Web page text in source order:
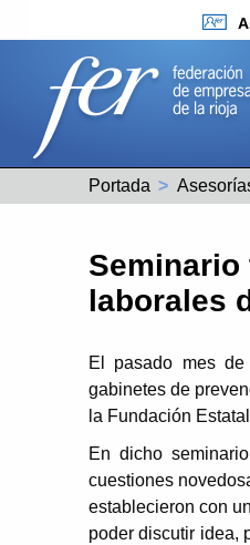
Portada
laborales
El pasado mes
gabinetes de
la Fundación
En dicho
cuestiones
establecieron con
poder discutir idea,